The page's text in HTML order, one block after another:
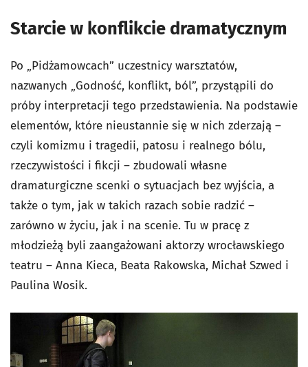
Starcie w konflikcie dramatycznym
Po „Pidżamowcach” uczestnicy warsztatów,
nazwanych „Godność, konflikt, ból”, przystąpili do
próby interpretacji tego przedstawienia. Na podstawie
elementów, które nieustannie się w nich zderzają –
czyli komizmu i tragedii, patosu i realnego bólu,
rzeczywistości i fikcji – zbudowali własne
dramaturgiczne scenki o sytuacjach bez wyjścia, a
także o tym, jak w takich razach sobie radzić –
zarówno w życiu, jak i na scenie. Tu w pracę z
młodzieżą byli zaangażowani aktorzy wrocławskiego
teatru – Anna Kieca, Beata Rakowska, Michał Szwed i
Paulina Wosik.